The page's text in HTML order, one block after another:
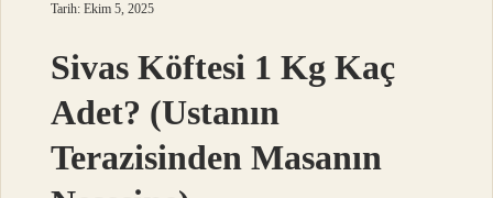
Tarih: Ekim 5, 2025
Sivas Köftesi 1 Kg Kaç
Adet? (Ustanın
Terazisinden Masanın